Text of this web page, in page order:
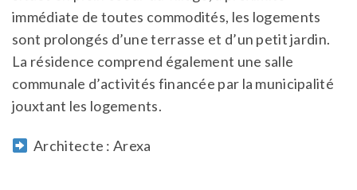
immédiate de toutes commodités, les logements
sont prolongés d’une terrasse et d’un petit jardin.
La résidence comprend également une salle
communale d’activités financée par la municipalité
jouxtant les logements.
Architecte : Arexa